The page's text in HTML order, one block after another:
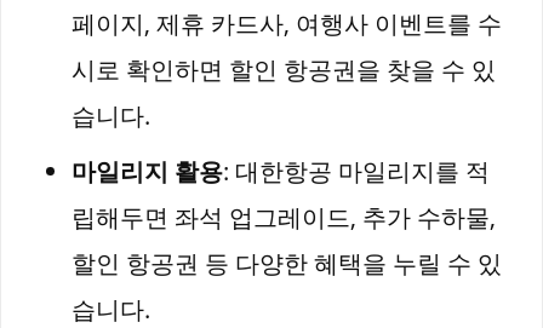
페이지, 제휴 카드사, 여행사 이벤트를 수
시로 확인하면 할인 항공권을 찾을 수 있
습니다.
마일리지 활용: 대한항공 마일리지를 적
립해두면 좌석 업그레이드, 추가 수하물,
할인 항공권 등 다양한 혜택을 누릴 수 있
습니다.